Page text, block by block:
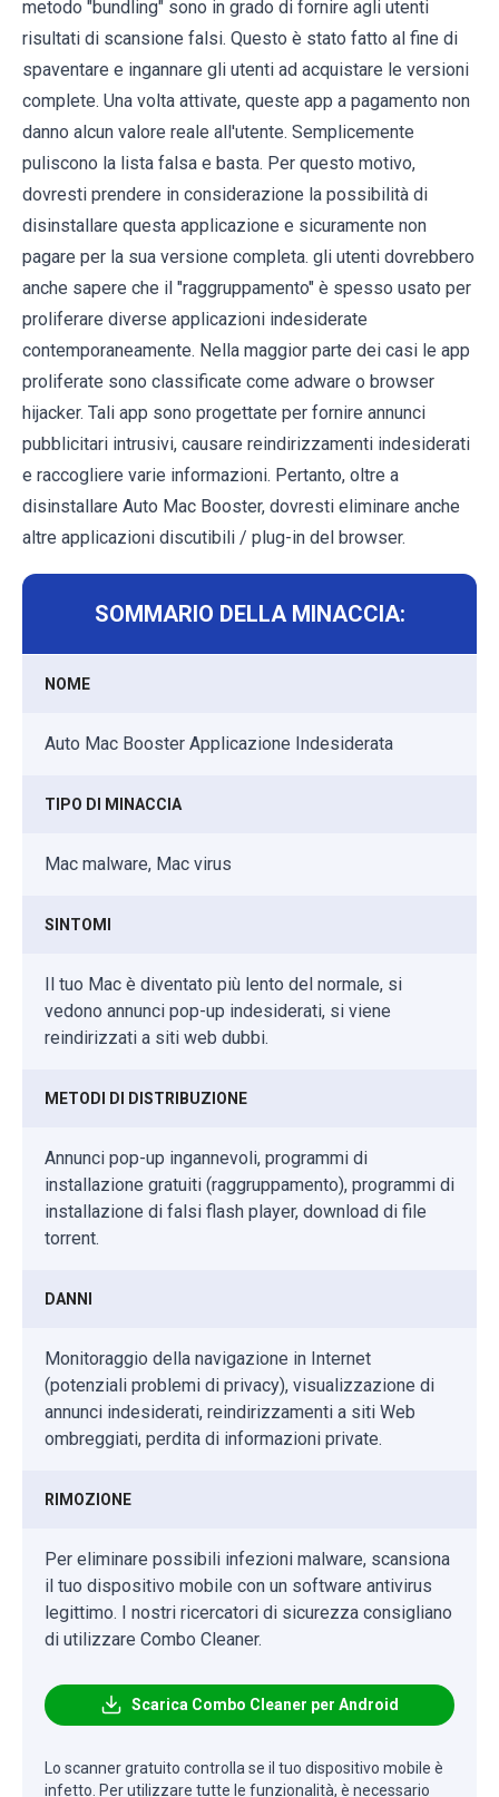
metodo "bundling" sono in grado di fornire agli utenti
risultati di scansione falsi. Questo è stato fatto al fine di
spaventare e ingannare gli utenti ad acquistare le versioni
complete. Una volta attivate, queste app a pagamento non
danno alcun valore reale all'utente. Semplicemente
puliscono la lista falsa e basta. Per questo motivo,
dovresti prendere in considerazione la possibilità di
disinstallare questa applicazione e sicuramente non
pagare per la sua versione completa. gli utenti dovrebbero
anche sapere che il "raggruppamento" è spesso usato per
proliferare diverse applicazioni indesiderate
contemporaneamente. Nella maggior parte dei casi le app
proliferate sono classificate come adware o browser
hijacker. Tali app sono progettate per fornire annunci
pubblicitari intrusivi, causare reindirizzamenti indesiderati
e raccogliere varie informazioni. Pertanto, oltre a
disinstallare Auto Mac Booster, dovresti eliminare anche
altre applicazioni discutibili / plug-in del browser.
SOMMARIO DELLA MINACCIA:
NOME
Auto Mac Booster Applicazione Indesiderata
TIPO DI MINACCIA
Mac malware, Mac virus
SINTOMI
Il tuo Mac è diventato più lento del normale, si
vedono annunci pop-up indesiderati, si viene
reindirizzati a siti web dubbi.
METODI DI DISTRIBUZIONE
Annunci pop-up ingannevoli, programmi di
installazione gratuiti (raggruppamento), programmi di
installazione di falsi flash player, download di file
torrent.
DANNI
Monitoraggio della navigazione in Internet
(potenziali problemi di privacy), visualizzazione di
annunci indesiderati, reindirizzamenti a siti Web
ombreggiati, perdita di informazioni private.
RIMOZIONE
Per eliminare possibili infezioni malware, scansiona
il tuo dispositivo mobile con un software antivirus
legittimo. I nostri ricercatori di sicurezza consigliano
di utilizzare Combo Cleaner.
Scarica Combo Cleaner per Android
Lo scanner gratuito controlla se il tuo dispositivo mobile è
infetto. Per utilizzare tutte le funzionalità, è necessario